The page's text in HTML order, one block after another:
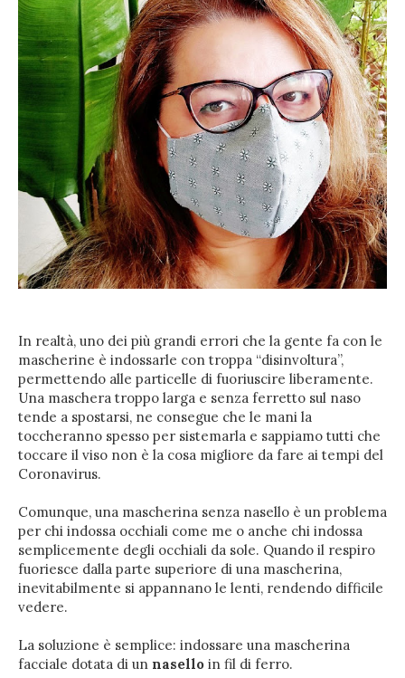
In realtà, uno dei più grandi errori che la gente fa con le
mascherine è indossarle con troppa “disinvoltura”,
permettendo alle particelle di fuoriuscire liberamente.
Una maschera troppo larga e senza ferretto sul naso
tende a spostarsi, ne consegue che le mani la
toccheranno spesso per sistemarla e sappiamo tutti che
toccare il viso non è la cosa migliore da fare ai tempi del
Coronavirus.
Comunque, una mascherina senza nasello è un problema
per chi indossa occhiali come me o anche chi indossa
semplicemente degli occhiali da sole. Quando il respiro
fuoriesce dalla parte superiore di una mascherina,
inevitabilmente si appannano le lenti, rendendo difficile
vedere.
La soluzione è semplice: indossare una mascherina
facciale dotata di un nasello in fil di ferro.